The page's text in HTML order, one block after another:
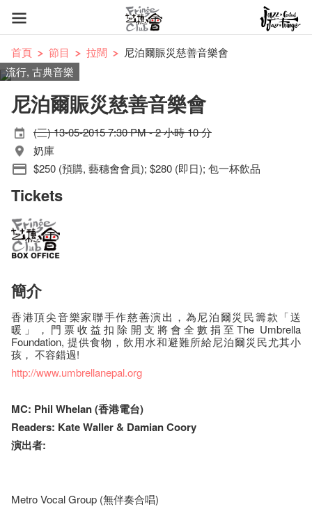
首頁 節目 拉闊
尼泊爾賑災慈善音樂會
流行, 古典音樂
尼泊爾賑災慈善音樂會
(三) 13-05-2015 7:30 PM - 2 小時 10 分
奶庫
$250 (預購, 藝穗會會員); $280 (即日); 包一杯飲品
Tickets
簡介
香港頂尖音樂家聯手作慈善演出，為尼泊爾災民籌款「送
暖」，門票收益扣除開支將會全數捐至The Umbrella
Foundation, 提供食物，飲用水和避難所給尼泊爾災民尤其小
孩， 不容錯過!
http://www.umbrellanepal.org
MC: Phil Whelan (香​港​電​台)
Readers: Kate Waller & Damian Coory
演出者:
Metro Vocal Group (無伴奏合唱)